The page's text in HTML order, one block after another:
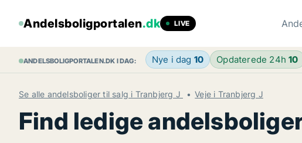
Andelsboligportalen.dk LIVE
ANDELSBOLIGPORTALEN.DK I DAG: Nye i dag 10 Opdaterede 24h10
Se alle andelsboliger til salg i Tranbjerg J Veje i Tranbjerg J
Find ledige